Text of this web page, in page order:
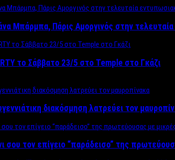
Μπάρμπα, Πάρις Αμοργινός στην
το Σάββατο 23/5 στο Temple στο Γκάζι
διακόσμηση λατρεύει τον
σου τον επίγειο “παράδεισο” της